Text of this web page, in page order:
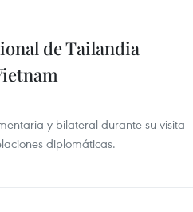
de Tailandia
y bilateral durante su visita
diplomáticas.